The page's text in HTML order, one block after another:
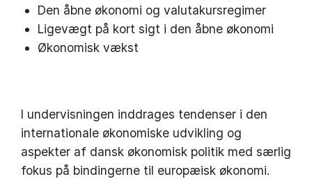
Den åbne økonomi og valutakursregimer
Ligevægt på kort sigt i den åbne økonomi
Økonomisk vækst
I undervisningen inddrages tendenser i den
internationale økonomiske udvikling og
aspekter af dansk økonomisk politik med særlig
fokus på bindingerne til europæisk økonomi.